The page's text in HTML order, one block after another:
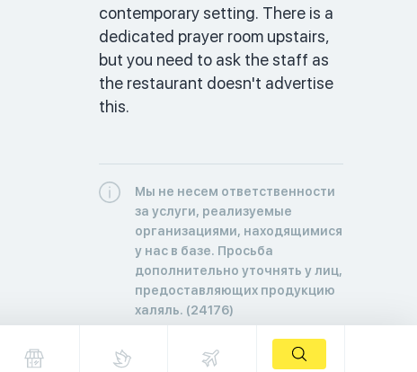
contemporary setting. There is a
dedicated prayer room upstairs,
but you need to ask the staff as
the restaurant doesn't advertise
this.
Мы не несем ответственности
за услуги, реализуемые
организациями, находящимися
у нас в базе. Просьба
дополнительно уточнять у лиц,
предоставляющих продукцию
халяль. (24176)